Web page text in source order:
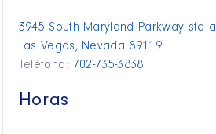
3945 South Maryland Parkway ste a
Las Vegas, Nevada 89119
Teléfono: 702-735-3838
Horas